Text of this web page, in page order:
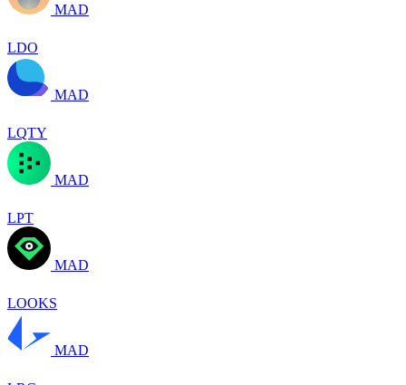
MAD
LDO
MAD
LQTY
MAD
LPT
MAD
LOOKS
MAD